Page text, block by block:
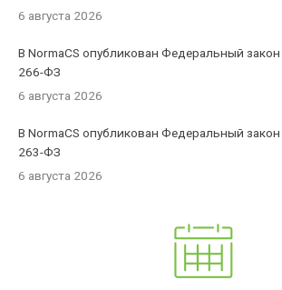
6 августа 2026
В NormaCS опубликован Федеральный
266-ФЗ
6 августа 2026
В NormaCS опубликован Федеральный
263-ФЗ
6 августа 2026